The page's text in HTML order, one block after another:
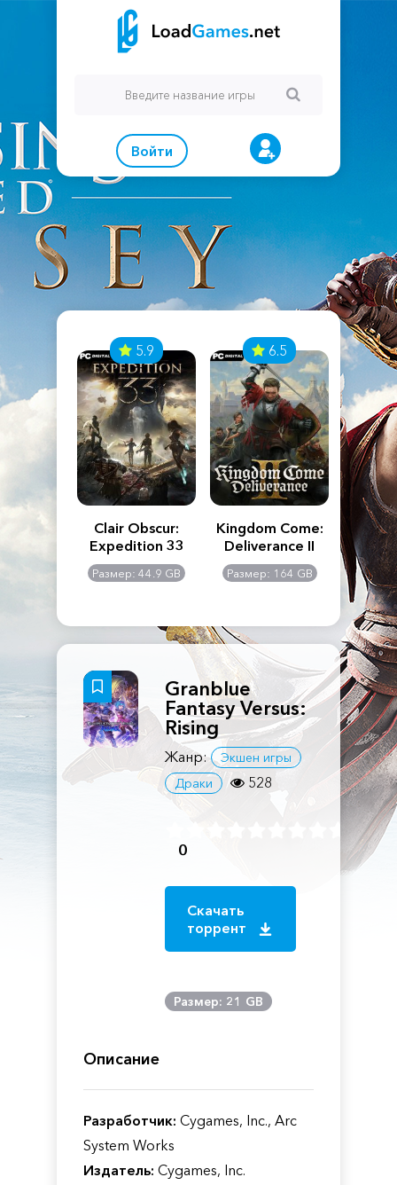
Войти
Creed
5.9
Clair Obscur:
Expedition 33
Размер: 44.9 GB
6.5
Kingdom Come:
Deliverance II
Размер: 164 GB
The
Granblue
Fantasy Versus:
Rising
Жанр:
Экшен игры
Драки
528
0
Скачать
торрент
Размер: 21 GB
Описание
Разработчик: Cygames, Inc., Arc
System Works
Издатель: Cygames, Inc.